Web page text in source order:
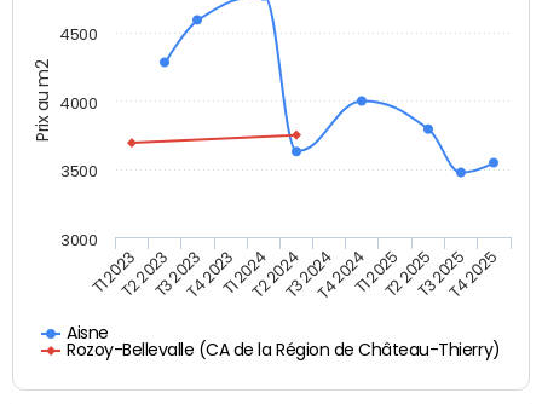
Prix au m2
Aisne
Rozoy-Bellevalle (CA de la Région de Château-Thierry)
T1 2023T2 2023T3 2023T4 2023T1 2024T2 2024T3 2024T4 2024T1 2025T2 2025T3 2025T4 2025
3000
3500
4000
4500